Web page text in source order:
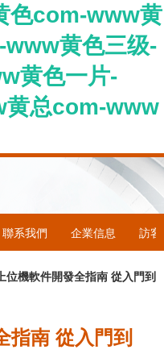
色com-www黄
黄色三级-
黄色一片-
黄总com-www
聯系我們 企業信息 訪客
位機軟件開發全指南 從入門到
指南 從入門到